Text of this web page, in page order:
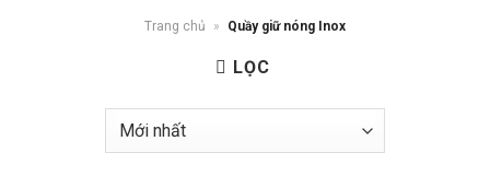
Trang chủ » Quầy giữ nóng Inox
LỌC